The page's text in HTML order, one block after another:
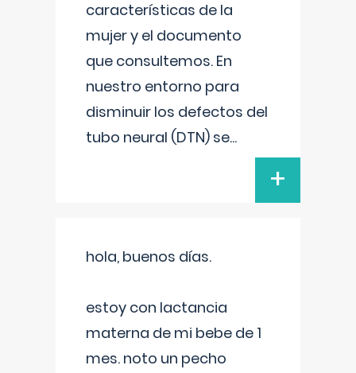
características de la
mujer y el documento
que consultemos. En
nuestro entorno para
disminuir los defectos del
tubo neural (DTN) se...
+
hola, buenos días.
estoy con lactancia
materna de mi bebe de 1
mes. noto un pecho